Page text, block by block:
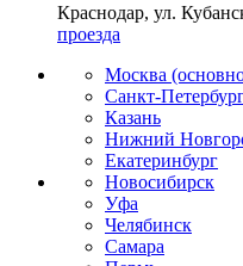
Краснодар, ул.
проезда
Москва
Санкт-
Казань
Нижний
Екатеринбург
Новосибирск
Уфа
Челябинск
Самара